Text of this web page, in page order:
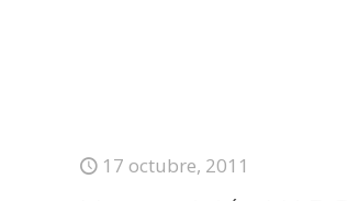
17 octubre, 2011